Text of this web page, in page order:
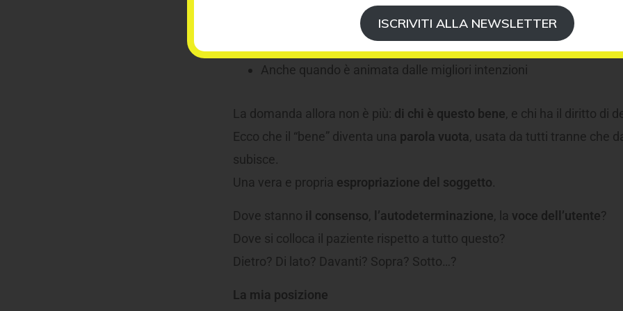
Anche quando è legittimata
Anche quando è animata dalle migliori intenzioni
La domanda allora non è più: di chi è questo bene, e chi ha il diritto di
Ecco che il “bene” diventa una parola vuota, usata da tutti tranne che
subisce.
Una vera e propria espropriazione del soggetto.
Dove stanno il consenso, l’autodeterminazione, la voce dell’utente?
Dove si colloca il paziente rispetto a tutto questo?
Dietro? Di lato? Davanti? Sopra? Sotto…?
La mia posizione
ISCRIVITI ALLA NEWSLETTER